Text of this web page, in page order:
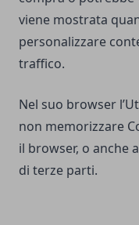
viene mostrata
personalizzare
traffico.
Nel suo browser
non memorizzare
il browser, o anche
di terze parti.